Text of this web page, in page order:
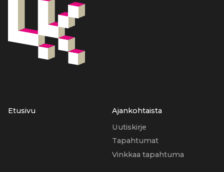
Etusivu
Ajankohtaista
Uutiskirje
Tapahtumat
Vinkkaa tapahtuma